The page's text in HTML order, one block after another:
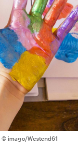
© imago/Westend61